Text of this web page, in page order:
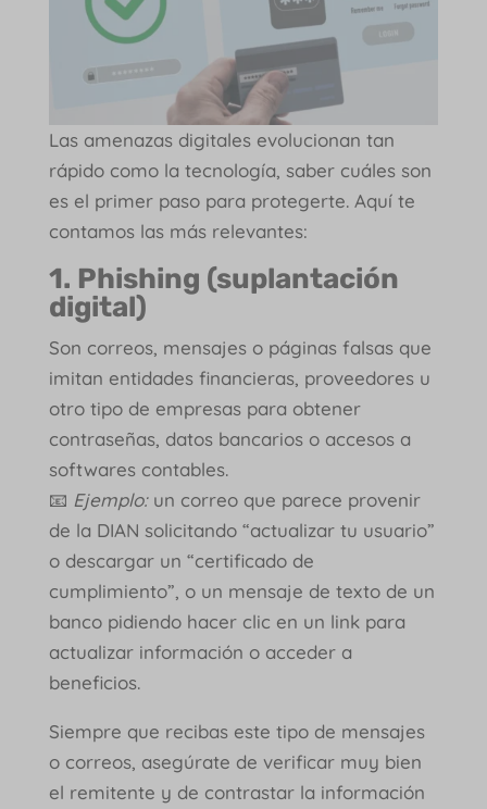
Las amenazas digitales evolucionan tan
rápido como la tecnología, saber cuáles son
es el primer paso para protegerte. Aquí te
contamos las más relevantes:
1. Phishing (suplantación
digital)
Son correos, mensajes o páginas falsas que
imitan entidades financieras, proveedores u
otro tipo de empresas para obtener
contraseñas, datos bancarios o accesos a
softwares contables.
📧 Ejemplo:un correo que parece provenir
de la DIAN solicitando “actualizar tu usuario”
o descargar un “certificado de
cumplimiento”, o un mensaje de texto de un
banco pidiendo hacer clic en un link para
actualizar información o acceder a
beneficios.
Siempre que recibas este tipo de mensajes
o correos, asegúrate de verificar muy bien
el remitente y de contrastar la información